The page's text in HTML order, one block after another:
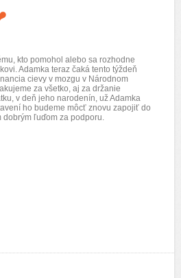
kto pomohol alebo sa rozhodne
Adamka teraz čaká tento týždeň
cievy v mozgu v Národnom
za všetko, aj za držanie
v deň jeho narodenín, už Adamka
ho budeme môcť znovu zapojiť do
ľuďom za podporu.